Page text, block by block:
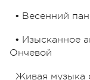
• Весенний
• Изысканное
Ончевой
Живая музыка